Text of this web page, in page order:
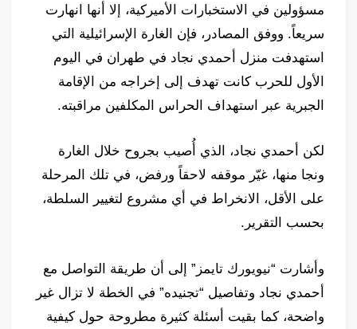
مسؤولين في الاستخبارات الأميركية، إلا أنها انهارت
سريعاً. ووفق المصادر، فإن الغارة الإسرائيلية التي
استهدفت منزل أحمدي نجاد في طهران في اليوم
الأول للحرب كانت تهدف إلى إخراجه من الإقامة
الجبرية عبر استهداف الحراس المكلفين مراقبته.
لكن أحمدي نجاد، الذي أُصيب بجروح خلال الغارة
ونجا منها، غيّر موقفه لاحقاً ورفض، في تلك المرحلة
على الأقل، الانخراط في أي مشروع لتغيير السلطة،
بحسب التقرير.
وأشارت “نيويورك تايمز” إلى أن طريقة التواصل مع
أحمدي نجاد وتفاصيل “تجنيده” في الخطة لا تزال غير
واضحة، كما بقيت أسئلة كثيرة مطروحة حول كيفية